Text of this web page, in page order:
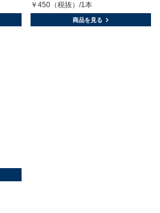
￥450（税抜）/1本
商品を見る